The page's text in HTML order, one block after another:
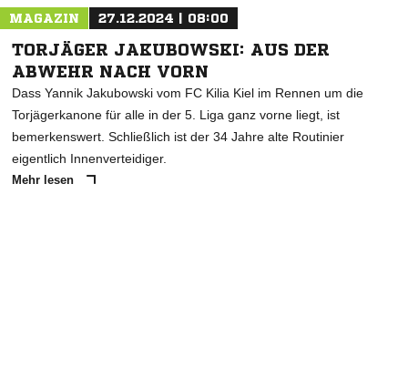
MAGAZIN 27.12.2024 | 08:00
TORJÄGER JAKUBOWSKI: AUS DER
ABWEHR NACH VORN
Dass Yannik Jakubowski vom FC Kilia Kiel im Rennen um die
Torjägerkanone für alle in der 5. Liga ganz vorne liegt, ist
bemerkenswert. Schließlich ist der 34 Jahre alte Routinier
eigentlich Innenverteidiger.
Mehr lesen